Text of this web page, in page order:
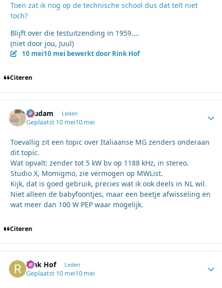
Toen zat ik nog op de technische school dus dat telt niet
toch?
Blijft over die testuitzending in 1959....
(niet door jou, Juul)
10 mei10 mei bewerkt door Rink Hof
Citeren
ruudam Leden
Geplaatst 10 mei10 mei
Toevallig zit een topic over Italiaanse MG zenders onderaan
dit topic.
Wat opvalt: zender tot 5 kW bv op 1188 kHz, in stereo.
Studio X, Momigmo, zie vermogen op MWList.
Kijk, dat is goed gebruik, precies wat ik ook deels in NL wil.
Niet alleen de babyfoontjes, maar een beetje afwisseling en
wat meer dan 100 W PEP waar mogelijk.
Citeren
Rink Hof Leden
Geplaatst 10 mei10 mei